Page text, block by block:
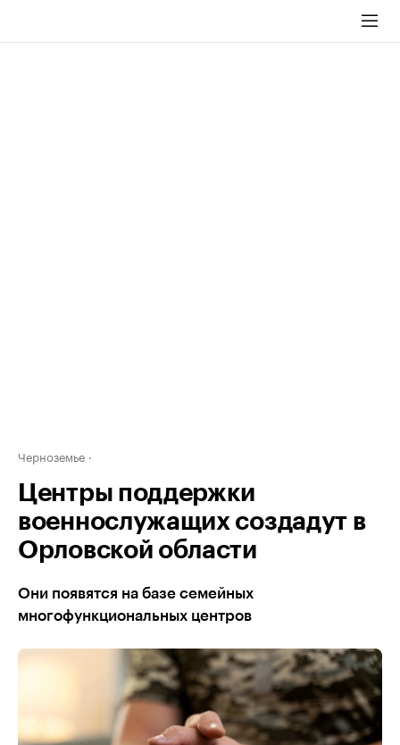
Черноземье
Центры поддержки
военнослужащих создадут в
Орловской области
Они появятся на базе семейных
многофункциональных центров